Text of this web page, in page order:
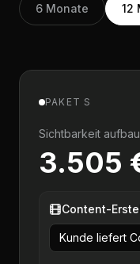
6 Monate 12
PAKET S
Sichtbarkeit
3.505
Content-
Kunde liefert